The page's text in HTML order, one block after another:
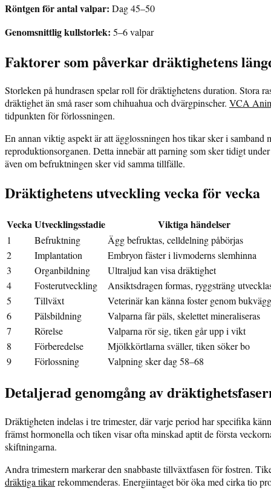
Röntgen för antal valpar: Dag 45–50
Genomsnittlig kullstorlek: 5–6 valpar
Faktorer som påverkar dräktighetens
Storleken på hundrasen spelar roll för dräktighetens duration. Stora
dräktighet än små raser som chihuahua och dvärgpinscher. VCA
tidpunkten för förlossningen.
En annan viktig aspekt är att ägglossningen hos tikar sker i
reproduktionsorganen. Detta innebär att parning som sker tidigt
även om befruktningen sker vid samma tillfälle.
Dräktighetens utveckling vecka för vecka
VeckaUtvecklingsstadie Viktiga händelser
1 Befruktning
Ägg befruktas, celldelning påbörjas
2
Implantation
Embryon fäster i livmoderns slemhinna
3
Organbildning
Ultraljud kan visa dräktighet
4
Fosterutveckling
Ansiktsdragen formas, ryggsträng
5
Tillväxt
Veterinär kan känna foster genom
6
Pälsbildning
Valparna får päls, skelettet mineraliseras
7
Rörelse
Valparna rör sig, tiken går upp i vikt
8
Förberedelse
Mjölkkörtlarna sväller, tiken söker bo
9
Förlossning Valpning sker dag 58–68
Detaljerad genomgång av
Dräktigheten indelas i tre trimester, där varje period har specifika
främst hormonella och tiken visar ofta minskad aptit de första
skiftningarna.
Andra trimestern markerar den snabbaste tillväxtfasen för fostren.
dräktiga tikarrekommenderas. Energiintaget bör öka med cirka tio